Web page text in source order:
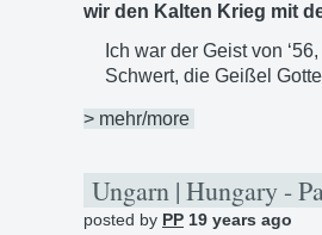
wir den Kalten Krieg mit
Ich war der Geist von
Schwert, die Geißel
> mehr/more
Ungarn | Hungary -
posted by PP 19 years ago